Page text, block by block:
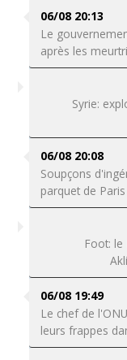
06/08 20:13
Le
après les
Syrie:
06/08 20:08
Soupçons
parquet de
Foot:
06/08 19:49
Le chef de
leurs frappes